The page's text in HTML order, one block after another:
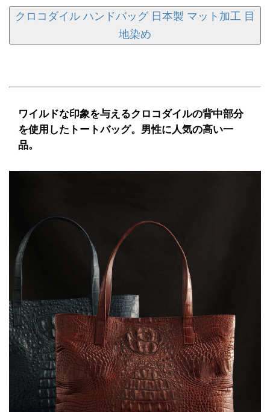
クロコダイル ハンドバッグ 日本製 マット加工 目
地染め
ワイルドな印象を与えるクロコダイルの背中部分
を使用したトートバッグ。男性に人気の高い一
品。